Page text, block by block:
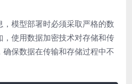
模型部署时必须采取严格的数
使用数据加密技术对存储和传
保数据在传输和存储过程中不